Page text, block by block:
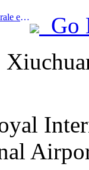
Prev:Il nuovo punto di riferimento culturale e turistico nel subcentro di Pechino, Pinnacle Park, verrà inaugurato ufficialmente quest'anno.
Go